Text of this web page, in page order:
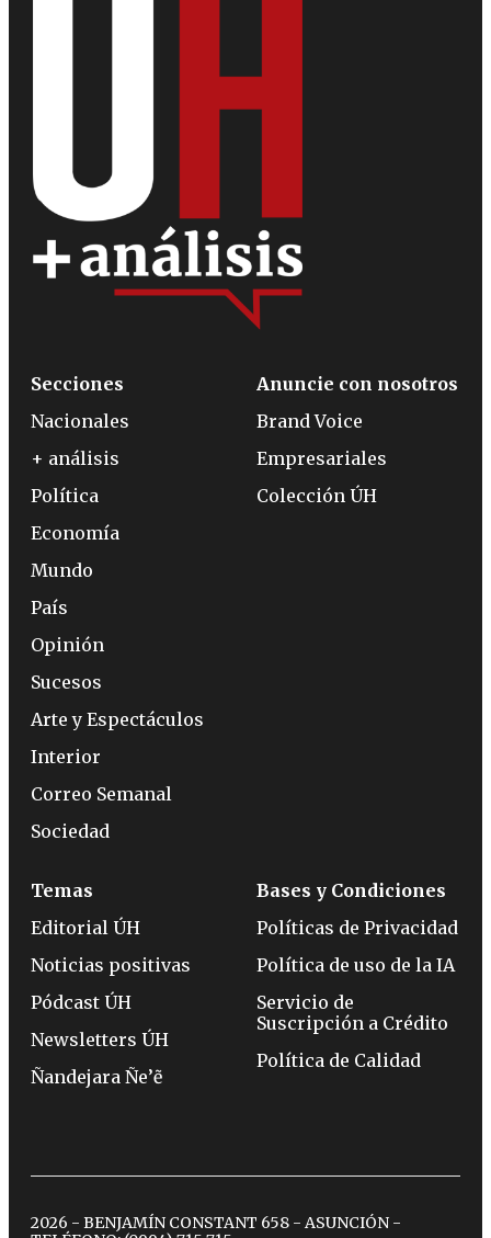
Secciones
Nacionales
+ análisis
Política
Economía
Mundo
País
Opinión
Sucesos
Arte y Espectáculos
Interior
Correo Semanal
Sociedad
Anuncie con nosotros
Brand Voice
Empresariales
Colección ÚH
Temas
Editorial ÚH
Noticias positivas
Pódcast ÚH
Newsletters ÚH
Ñandejara Ñe’ẽ
Bases y Condiciones
Políticas de Privacidad
Política de uso de la IA
Servicio de
Suscripción a Crédito
Política de Calidad
2026 - BENJAMÍN CONSTANT 658 - ASUNCIÓN -